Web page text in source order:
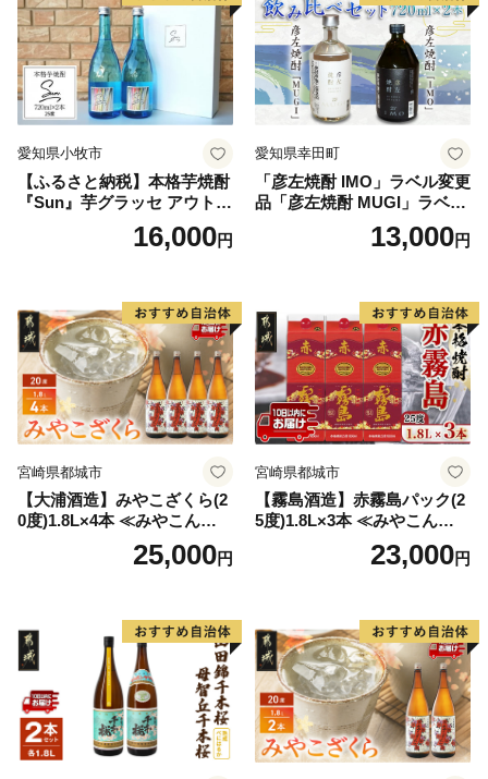
愛知県小牧市
【ふるさと納税】本格芋焼酎
『Sun』芋グラッセ アウトド
ア ソロキャンプ ベランピン
グ 巣ごもり 就労支援16,000円
愛知県幸田町
「彦左焼酎 IMO」ラベル変更
品「彦左焼酎 MUGI」ラベル
変更品 飲み比べ セット 合計
2本 720ml×各1本 25度 焼酎
13,000円
宮崎県都城市
【大浦酒造】みやこざくら(2
0度)1.8L×4本 ≪みやこんじょ
特急便≫_AD-077125,000円
宮崎県都城市
【霧島酒造】赤霧島パック(2
5度)1.8L×3本 ≪みやこんじょ
特急便≫_23-07-K03P-1800-3
23,000円